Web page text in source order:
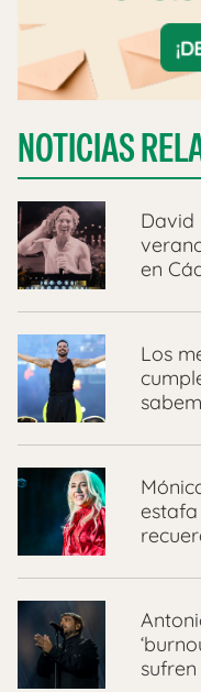
NOTICIAS
David
en
Los
estafa